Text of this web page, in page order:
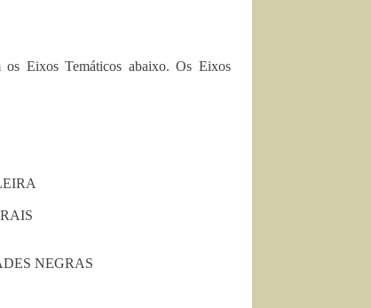
os Eixos Temáticos abaixo. Os Eixos
NEGRAS